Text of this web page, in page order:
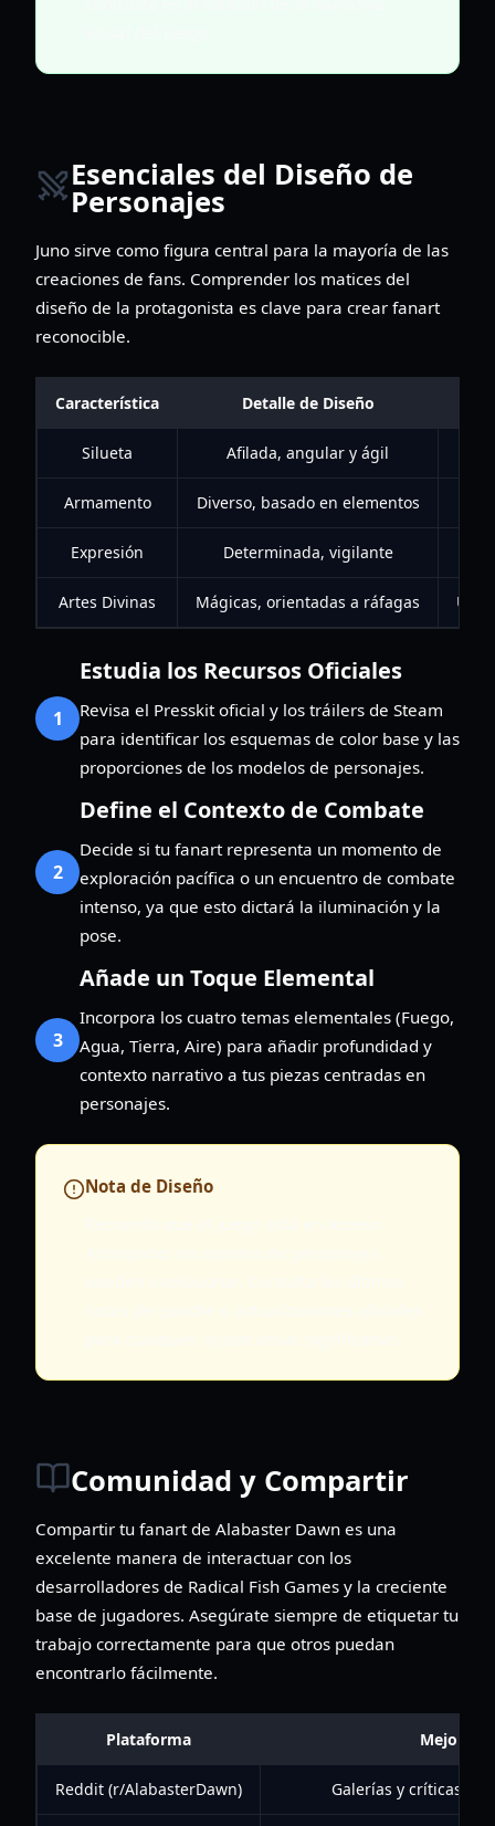
Esenciales del Diseño de
Personajes
Juno sirve como figura central para la mayoría de las
creaciones de fans. Comprender los matices del
diseño de la protagonista es clave para crear fanart
reconocible.
Característica Detalle de Diseño
Silueta Afilada, angular y ágil
Armamento Diverso, basado en elementos
Expresión Determinada, vigilante
Artes Divinas Mágicas, orientadas a ráfagas Usa
1
Estudia los Recursos Oficiales
Revisa el Presskit oficial y los tráilers de Steam
para identificar los esquemas de color base y las
proporciones de los modelos de personajes.
2
Define el Contexto de Combate
Decide si tu fanart representa un momento de
exploración pacífica o un encuentro de combate
intenso, ya que esto dictará la iluminación y la
pose.
3
Añade un Toque Elemental
Incorpora los cuatro temas elementales (Fuego,
Agua, Tierra, Aire) para añadir profundidad y
contexto narrativo a tus piezas centradas en
personajes.
Nota de Diseño
Comunidad y Compartir
Compartir tu fanart de Alabaster Dawn es una
excelente manera de interactuar con los
desarrolladores de Radical Fish Games y la creciente
base de jugadores. Asegúrate siempre de etiquetar tu
trabajo correctamente para que otros puedan
encontrarlo fácilmente.
Plataforma Mejor
Reddit (r/AlabasterDawn) Galerías y críticas de